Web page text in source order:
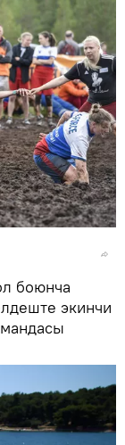
боюнча
экинчи